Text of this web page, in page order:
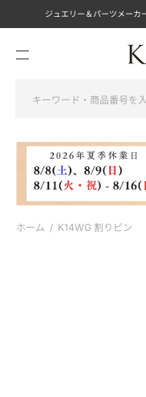
ジュエリー＆パーツメーカ
ホーム / K14WG 割りピン